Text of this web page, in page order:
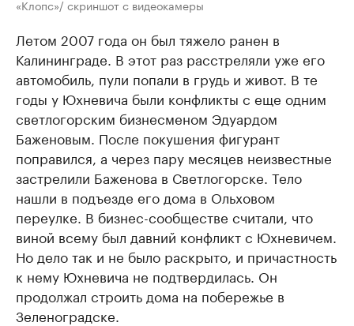
«Клопс»/ скриншот с видеокамеры
Летом 2007 года он был тяжело ранен в
Калининграде. В этот раз расстреляли уже его
автомобиль, пули попали в грудь и живот. В те
годы у Юхневича были конфликты с еще одним
светлогорским бизнесменом Эдуардом
Баженовым. После покушения фигурант
поправился, а через пару месяцев неизвестные
застрелили Баженова в Светлогорске. Тело
нашли в подъезде его дома в Ольховом
переулке. В бизнес-сообществе считали, что
виной всему был давний конфликт с Юхневичем.
Но дело так и не было раскрыто, и причастность
к нему Юхневича не подтвердилась. Он
продолжал строить дома на побережье в
Зеленоградске.